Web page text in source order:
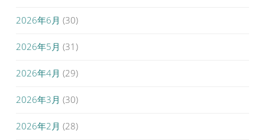
2026年6月 (30)
2026年5月 (31)
2026年4月 (29)
2026年3月 (30)
2026年2月 (28)